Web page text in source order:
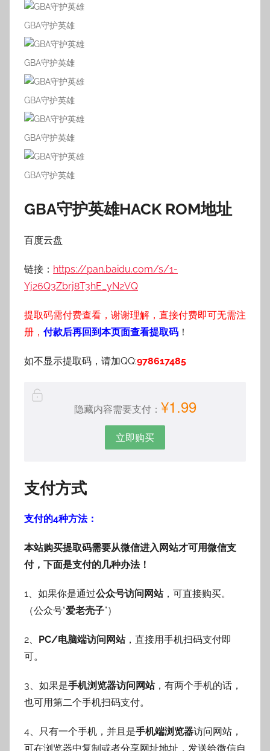
GBA守护英雄
GBA守护英雄
GBA守护英雄
GBA守护英雄
GBA守护英雄
GBA守护英雄HACK ROM地址
百度云盘
链接： https://pan.baidu.com/s/1-
Yj26Q3Zbrj8T3hE_yN2VQ
提取码需付费查看，谢谢理解，直接付费即可无需注
册， 付款后再回到本页面查看提取码 ！
如不显示提取码，请加QQ:978617485
隐藏内容需要支付： ¥1.99
立即购买
支付方式
支付的4种方法：
本站购买提取码需要从微信进入网站才可用微信支
付，下面是支付的几种办法！
1、如果你是通过公众号访问网站，可直接购买。
（公众号“爱老壳子”）
2、 PC/电脑端访问网站，直接用手机扫码支付即
可。
3、如果是手机浏览器访问网站，有两个手机的话，
也可用第二个手机扫码支付。
4、只有一个手机，并且是手机端浏览器访问网站，
可在浏览器中复制或者分享网址地址，发送给微信自